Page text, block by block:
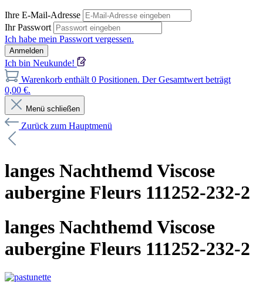
Ihre E-Mail-Adresse
Ihr Passwort
Ich habe mein Passwort vergessen.
Anmelden
Ich bin Neukunde!
Warenkorb enthält 0 Positionen. Der Gesamtwert beträgt
0,00 €.
Menü schließen
Zurück zum Hauptmenü
langes Nachthemd Viscose
aubergine Fleurs 111252-232-2
langes Nachthemd Viscose
aubergine Fleurs 111252-232-2